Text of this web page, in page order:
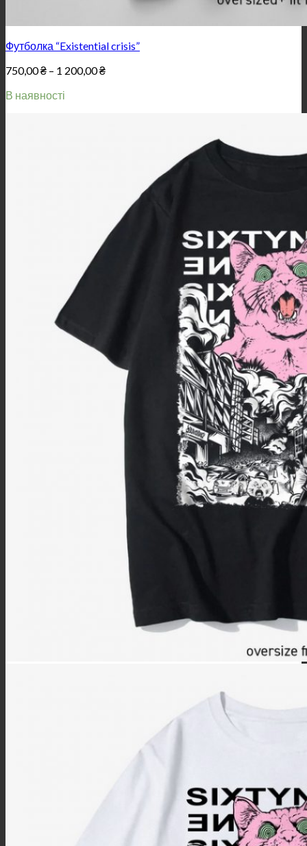
Футболка “Existential crisis”
750,00₴ – 1 200,00₴Price
В наявності